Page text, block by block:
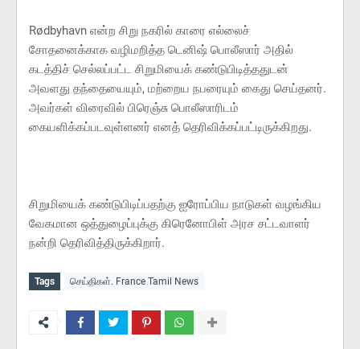
Rødbyhavn என்ற சிறு நகரில் காரை எல்லைச்
சோதனைக்காக வழிமறித்த டெனிஷ் பொலீஸார் அதில்
கடத்திச் செல்லப்பட்ட சிறுமியைக் கண்டுபிடித்ததுடன்
அவளது தந்தையையும், மற்றைய நபரையும் கைது செய்தனர்.
அவர்கள் விரைவில் பிரெஞ்சு பொலீஸாரிடம்
கையளிக்கப்படவுள்ளனர் எனத் தெரிவிக்கப்பட்டிருக்கிறது.
சிறுமியைக் கண்டுபிடிப்பதற்கு ஐரோப்பிய நாடுகள் வழங்கிய
வேகமான ஒத்துழைப்புக்கு கிரெனோபிள் அரச சட்டவாளர்
நன்றி தெரிவித்திருக்கிறார்.
Tags செய்திகள். France Tamil News